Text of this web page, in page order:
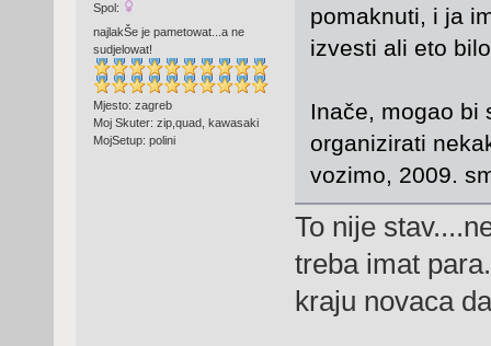
Spol:
najlakŠe je pametowat...a ne
sudjelowat!
Mjesto: zagreb
Moj Skuter: zip,quad, kawasaki
MojSetup: polini
pomaknuti, i ja
izvesti ali eto
Inače, mogao bi
organizirati
vozimo, 2009.
To nije
treba imat
kraju novaca